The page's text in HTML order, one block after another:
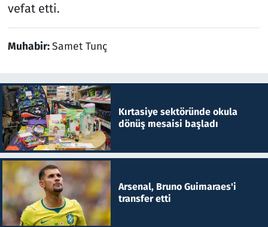
vefat etti.
Muhabir:Samet Tunç
Kırtasiye sektöründe okula
dönüş mesaisi başladı
Arsenal, Bruno Guimaraes'i
transfer etti